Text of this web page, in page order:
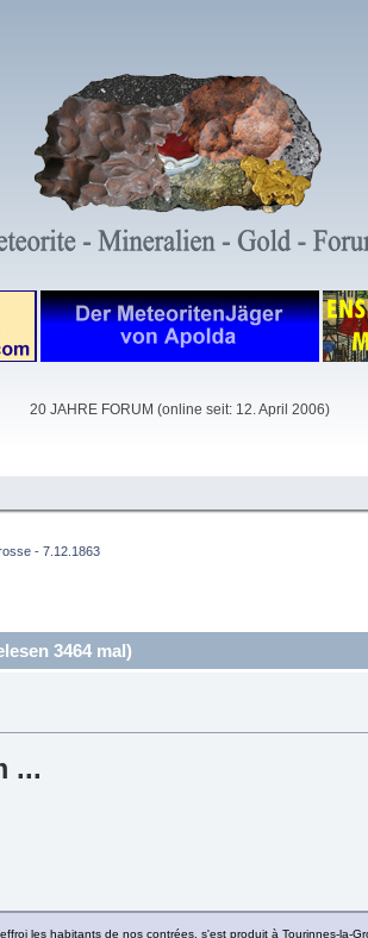
20 JAHRE FORUM (online seit: 12. April 2006)
- 7.12.1863
3464 mal)
...
les habitants de nos contrées, s'est produit à Tourinnes-la-